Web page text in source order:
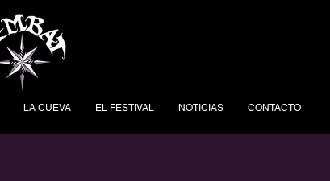
LA CUEVA EL FESTIVAL NOTICIAS CONTACTO